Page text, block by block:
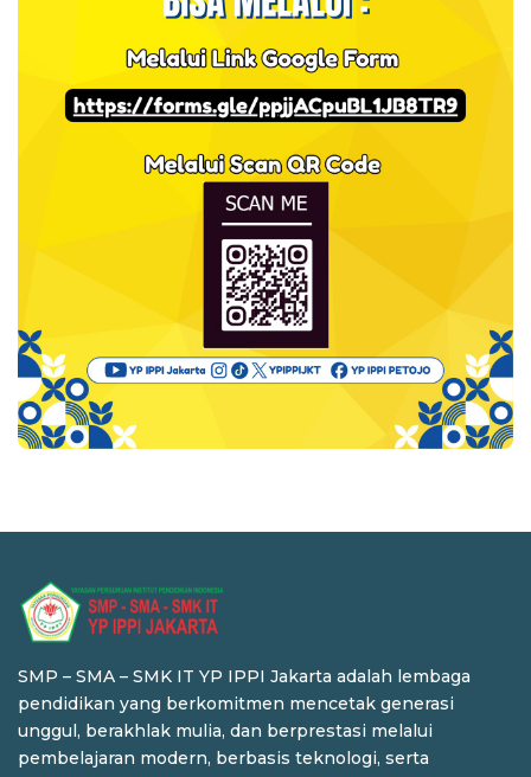
SMP – SMA – SMK IT YP IPPI Jakarta adalah lembaga
pendidikan yang berkomitmen mencetak generasi
unggul, berakhlak mulia, dan berprestasi melalui
pembelajaran modern, berbasis teknologi, serta